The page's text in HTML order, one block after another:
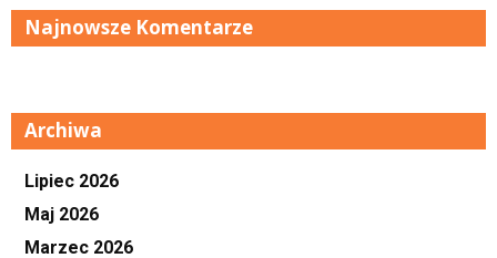
Najnowsze Komentarze
Archiwa
Lipiec 2026
Maj 2026
Marzec 2026